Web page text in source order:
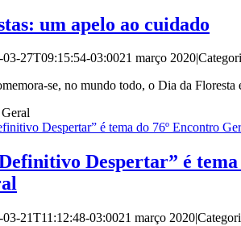
um apelo ao cuidado
03-27T09:15:54-03:0021 março 2020|
se, no mundo todo, o Dia da
Despertar” é tema do 76º Encontro
Despertar” é tema
03-21T11:12:48-03:0021 março 2020|